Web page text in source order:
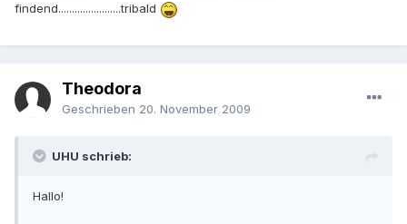
findend.......................tribald
Theodora
Geschrieben 20. November 2009
UHU schrieb:
Hallo!